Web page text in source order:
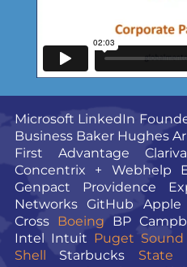
Microsoft LinkedIn
Business Baker Hughes
First Advantage
Concentrix + Webhelp
Genpact Providence
NetworksGitHub Apple
Cross Boeing BP
Intel Intuit Puget
Shell Starbucks State